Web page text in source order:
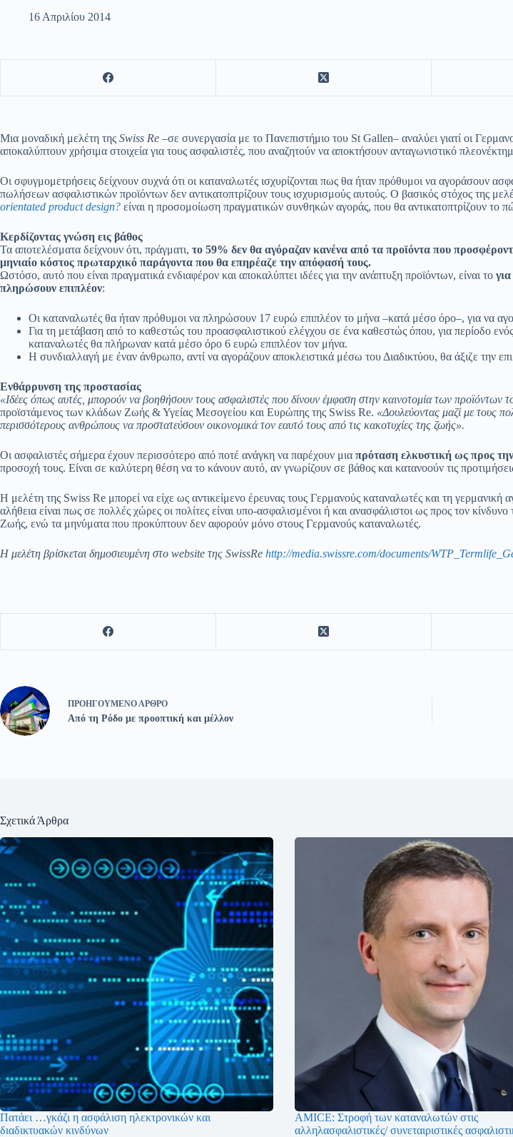
16 Απριλίου 2014
Μια μοναδική μελέτη της Swiss Re –σε συνεργασία με το Πανεπιστήμιο του St Gallen– αναλύει γιατί οι
αποκαλύπτουν χρήσιμα στοιχεία για τους ασφαλιστές, που αναζητούν να αποκτήσουν ανταγωνιστικό
Οι σφυγμομετρήσεις δείχνουν συχνά ότι οι καταναλωτές ισχυρίζονται πως θα ήταν πρόθυμοι να αγοράσουν
πωλήσεων ασφαλιστικών προϊόντων δεν αντικατοπτρίζουν τους ισχυρισμούς αυτούς. Ο βασικός στόχος της
orientated product design? είναι η προσομοίωση πραγματικών συνθηκών αγοράς, που θα αντικατοπτρίζουν το
Κερδίζοντας γνώση εις βάθος
Τα αποτελέσματα δείχνουν ότι, πράγματι, το 59% δεν θα αγόραζαν κανένα από τα προϊόντα που
μηνιαίο κόστος πρωταρχικό παράγοντα που θα επηρέαζε την απόφασή τους.
Ωστόσο, αυτό που είναι πραγματικά ενδιαφέρον και αποκαλύπτει ιδέες για την ανάπτυξη προϊόντων, είναι το
πληρώσουν επιπλέον:
Οι καταναλωτές θα ήταν πρόθυμοι να πληρώσουν 17 ευρώ επιπλέον το μήνα –κατά μέσο όρο–, για να
Για τη μετάβαση από το καθεστώς του προασφαλιστικού ελέγχου σε ένα καθεστώς όπου, για περίοδο
καταναλωτές θα πλήρωναν κατά μέσο όρο 6 ευρώ επιπλέον τον μήνα.
Η συνδιαλλαγή με έναν άνθρωπο, αντί να αγοράζουν αποκλειστικά μέσω του Διαδικτύου, θα άξιζε την
Ενθάρρυνση της προστασίας
«Ιδέες όπως αυτές, μπορούν να βοηθήσουν τους ασφαλιστές που δίνουν έμφαση στην καινοτομία των προϊόντων
προϊστάμενος των κλάδων Ζωής & Υγείας Μεσογείου και Ευρώπης της Swiss Re. «Δουλεύοντας μαζί με τους
περισσότερους ανθρώπους να προστατεύσουν οικονομικά τον εαυτό τους από τις κακοτυχίες της ζωής».
Οι ασφαλιστές σήμερα έχουν περισσότερο από ποτέ ανάγκη να παρέχουν μια πρόταση ελκυστική ως προς
προσοχή τους. Είναι σε καλύτερη θέση να το κάνουν αυτό, αν γνωρίζουν σε βάθος και κατανοούν τις
Η μελέτη της Swiss Re μπορεί να είχε ως αντικείμενο έρευνας τους Γερμανούς καταναλωτές και τη
αλήθεια είναι πως σε πολλές χώρες οι πολίτες είναι υπο-ασφαλισμένοι ή και ανασφάλιστοι ως προς τον
Ζωής, ενώ τα μηνύματα που προκύπτουν δεν αφορούν μόνο στους Γερμανούς καταναλωτές.
Η μελέτη βρίσκεται δημοσιευμένη στο website της SwissRe http://media.swissre.com/documents/
ΠΡΟΗΓΟΎΜΕΝΟΆΡΘΡΟ
Από τη Ρόδο με προοπτική και μέλλον
Σχετικά Άρθρα
Πατάει …γκάζι η ασφάλιση ηλεκτρονικών και
διαδικτυακών κινδύνων
AMICE: Στροφή των καταναλωτών στις
αλληλασφαλιστικές/ συνεταιριστικές